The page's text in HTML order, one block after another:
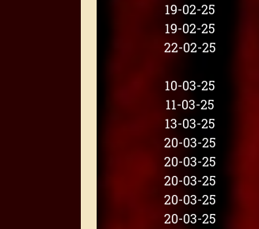
19-02-25
19-02-25
22-02-25
10-03-25
11-03-25
13-03-25
20-03-25
20-03-25
20-03-25
20-03-25
20-03-25